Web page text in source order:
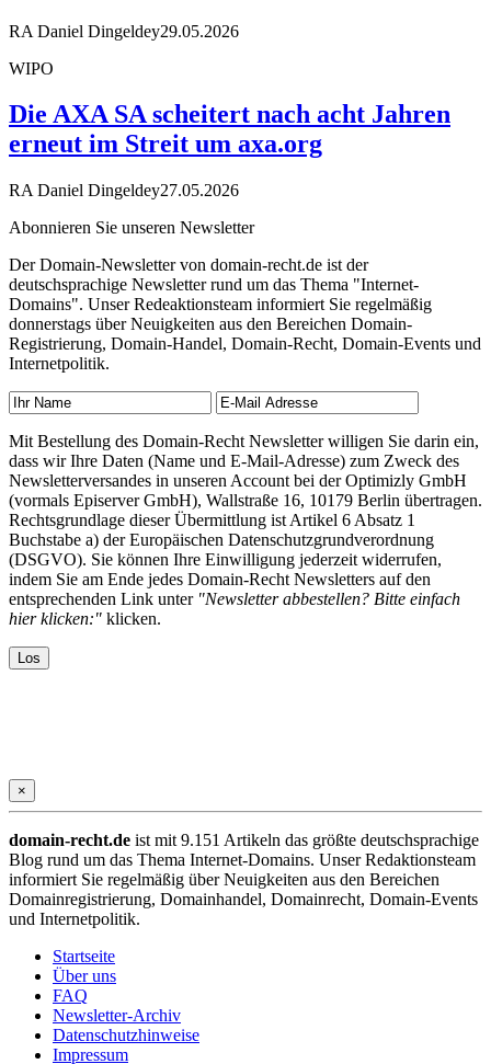
RA Daniel Dingeldey29.05.2026
WIPO
Die AXA SA scheitert nach acht Jahren
erneut im Streit um axa.org
RA Daniel Dingeldey27.05.2026
Abonnieren Sie unseren Newsletter
Der Domain-Newsletter von domain-recht.de ist der
deutschsprachige Newsletter rund um das Thema "Internet-
Domains". Unser Redeaktionsteam informiert Sie regelmäßig
donnerstags über Neuigkeiten aus den Bereichen Domain-
Registrierung, Domain-Handel, Domain-Recht, Domain-Events und
Internetpolitik.
Mit Bestellung des Domain-Recht Newsletter willigen Sie darin ein,
dass wir Ihre Daten (Name und E-Mail-Adresse) zum Zweck des
Newsletterversandes in unseren Account bei der Optimizly GmbH
(vormals Episerver GmbH), Wallstraße 16, 10179 Berlin übertragen.
Rechtsgrundlage dieser Übermittlung ist Artikel 6 Absatz 1
Buchstabe a) der Europäischen Datenschutzgrundverordnung
(DSGVO). Sie können Ihre Einwilligung jederzeit widerrufen,
indem Sie am Ende jedes Domain-Recht Newsletters auf den
entsprechenden Link unter "Newsletter abbestellen? Bitte einfach
hier klicken:" klicken.
×
domain-recht.de ist mit 9.151 Artikeln das größte deutschsprachige
Blog rund um das Thema Internet-Domains. Unser Redaktionsteam
informiert Sie regelmäßig über Neuigkeiten aus den Bereichen
Domainregistrierung, Domainhandel, Domainrecht, Domain-Events
und Internetpolitik.
Startseite
Über uns
FAQ
Newsletter-Archiv
Datenschutzhinweise
Impressum